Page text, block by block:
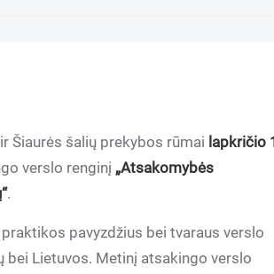
Šiaurės šalių prekybos rūmai lapkričio
verslo renginį „Atsakomybės
.
pavyzdžius bei tvaraus verslo
bei Lietuvos. Metinį atsakingo verslo